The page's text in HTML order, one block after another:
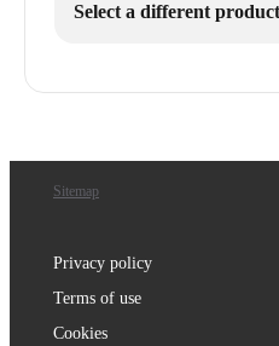
Select a different product
Sitemap
Privacy policy
Terms of use
Cookies